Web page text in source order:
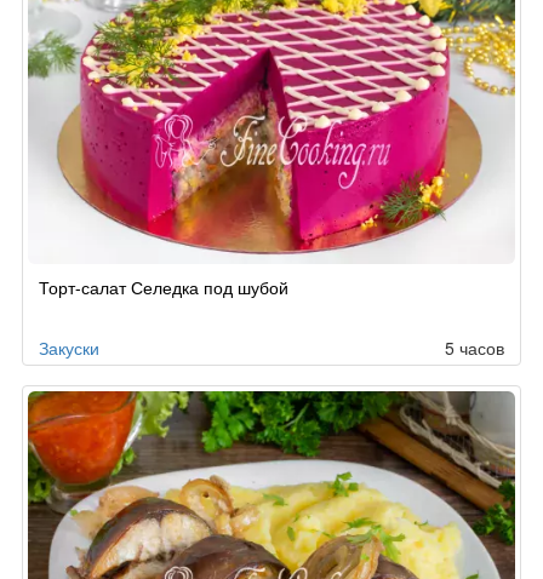
Торт-салат Селедка под шубой
Закуски 5 часов